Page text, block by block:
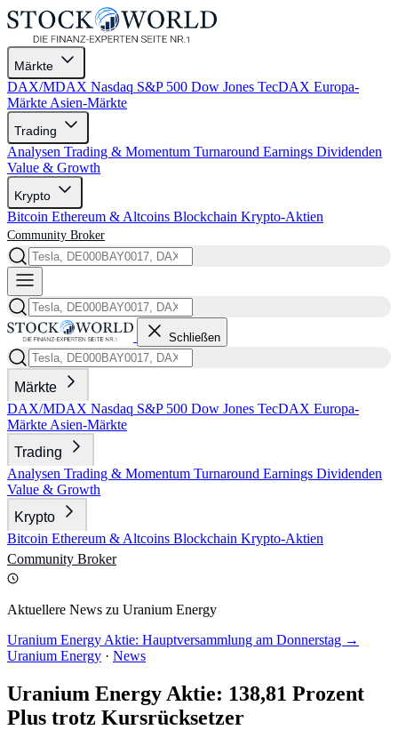
Märkte
DAX/MDAX Nasdaq S&P 500 Dow Jones TecDAX Europa-
Märkte Asien-Märkte
Trading
Analysen Trading & Momentum Turnaround Earnings Dividenden
Value & Growth
Krypto
Bitcoin Ethereum & Altcoins Blockchain Krypto-Aktien
Community Broker
Schließen
Märkte
DAX/MDAX Nasdaq S&P 500 Dow Jones TecDAX Europa-
Märkte Asien-Märkte
Trading
Analysen Trading & Momentum Turnaround Earnings Dividenden
Value & Growth
Krypto
Bitcoin Ethereum & Altcoins Blockchain Krypto-Aktien
Community Broker
Aktuellere News zu Uranium Energy
Uranium Energy Aktie: Hauptversammlung am Donnerstag →
Uranium Energy · News
Uranium Energy Aktie: 138,81 Prozent
Plus trotz Kursrücksetzer